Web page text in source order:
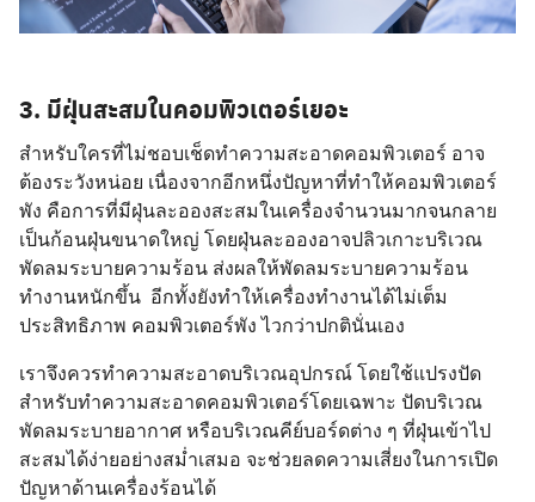
3. มีฝุ่นสะสมในคอมพิวเตอร์เยอะ
สำหรับใครที่ไม่ชอบเช็ดทำความสะอาดคอมพิวเตอร์ อาจ
ต้องระวังหน่อย เนื่องจากอีกหนึ่งปัญหาที่ทำให้คอมพิวเตอร์
พัง คือการที่มีฝุ่นละอองสะสมในเครื่องจำนวนมากจนกลาย
เป็นก้อนฝุ่นขนาดใหญ่ โดยฝุ่นละอองอาจปลิวเกาะบริเวณ
พัดลมระบายความร้อน ส่งผลให้พัดลมระบายความร้อน
ทำงานหนักขึ้น อีกทั้งยังทำให้เครื่องทำงานได้ไม่เต็ม
ประสิทธิภาพ คอมพิวเตอร์พัง ไวกว่าปกตินั่นเอง
เราจึงควรทำความสะอาดบริเวณอุปกรณ์ โดยใช้แปรงปัด
สำหรับทำความสะอาดคอมพิวเตอร์โดยเฉพาะ ปัดบริเวณ
พัดลมระบายอากาศ หรือบริเวณคีย์บอร์ดต่าง ๆ ที่ฝุ่นเข้าไป
สะสมได้ง่ายอย่างสม่ำเสมอ จะช่วยลดความเสี่ยงในการเปิด
ปัญหาด้านเครื่องร้อนได้